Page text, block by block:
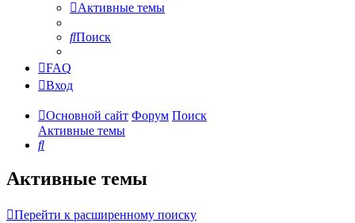
Активные темы
Поиск
FAQ
Вход
Основной сайт Форум Поиск
Активные темы
Поиск
Активные темы
Перейти к расширенному поиску